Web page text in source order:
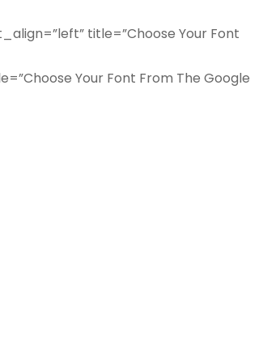
title=”Choose Your Font
Your Font From The Google